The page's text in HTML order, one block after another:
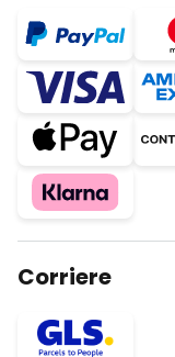
Corriere